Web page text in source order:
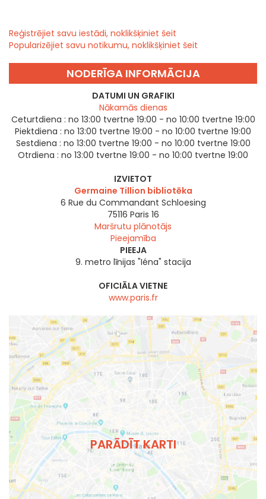
Reģistrējiet savu iestādi, noklikšķiniet šeit
Popularizējiet savu notikumu, noklikšķiniet šeit
NODERĪGA INFORMĀCIJA
DATUMI UN GRAFIKI
Nākamās dienas
Ceturtdiena : no 13:00 tvertne 19:00 - no 10:00 tvertne 19:00
Piektdiena : no 13:00 tvertne 19:00 - no 10:00 tvertne 19:00
Sestdiena : no 13:00 tvertne 19:00 - no 10:00 tvertne 19:00
Otrdiena : no 13:00 tvertne 19:00 - no 10:00 tvertne 19:00
IZVIETOT
Germaine Tillion bibliotēka
6 Rue du Commandant Schloesing
75116 Paris 16
Maršrutu plānotājs
Pieejamība
PIEEJA
9. metro līnijas "Iéna" stacija
OFICIĀLA VIETNE
www.paris.fr
PARĀDĪT KARTI